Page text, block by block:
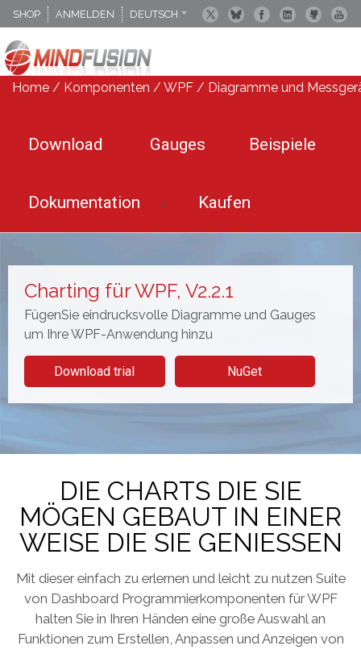
SHOP ANMELDEN
DEUTSCH
ESPANOL
Home / Komponenten / WPF / Diagramme und
Download Gauges Beispiele
Dokumentation > Kaufen
Charting für WPF, V2.2.1
FügenSie eindrucksvolle Diagramme und Gauges
um Ihre WPF-Anwendung hinzu
Download trial NuGet
DIE CHARTS DIE SIE
MÖGEN GEBAUT IN EINER
WEISE DIE SIE GENIESSEN
Mit dieser einfach zu erlernen und leicht zu nutzen Suite
von Dashboard Programmierkomponenten für WPF
halten Sie in Ihren Händen eine große Auswahl an
Funktionen zum Erstellen, Anpassen und Anzeigen von